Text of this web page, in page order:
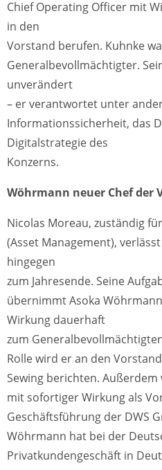
Chief Operating Officer mit
in den
Vorstand berufen. Kuhnke
Generalbevollmächtigter.
unverändert
– er verantwortet unter
Informationssicherheit, das
Digitalstrategie des
Konzerns.
Wöhrmann neuer Chef der
Nicolas Moreau, zuständig
(Asset Management),
hingegen
zum Jahresende. Seine
übernimmt Asoka
Wirkung dauerhaft
zum
Rolle wird er an den
Sewing berichten.
mit sofortiger Wirkung als
Geschäftsführung der DWS
Wöhrmann hat bei der
Privatkundengeschäft in